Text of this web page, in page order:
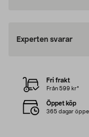
Experten svarar
Fri frakt
Från 599 kr*
Öppet köp
365 dagar